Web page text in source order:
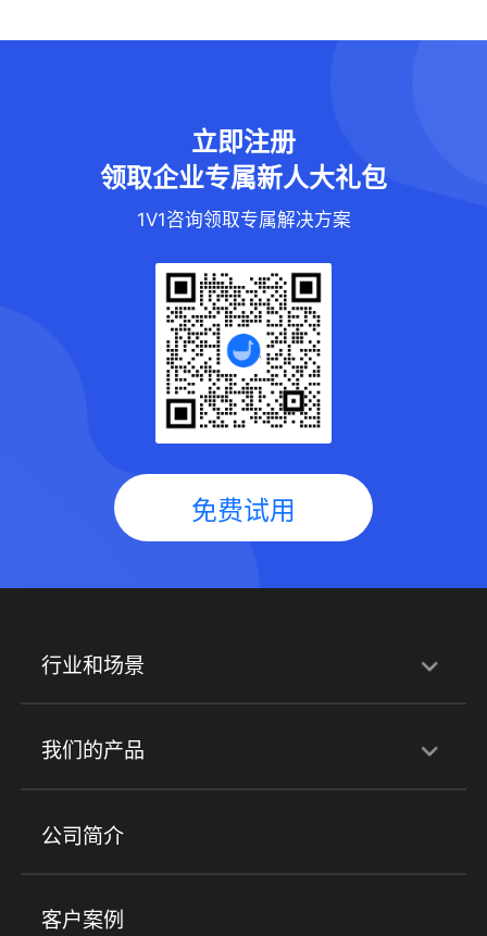
立即注册
领取企业专属新人大礼包
1V1咨询领取专属解决方案
免费试用
行业和场景
行业解决方案
培训机构 职业技能培训 兴趣培训
金融行业
我们的产品
产品
小程序商城 ERP 企微SCRM
社群圈子
公司简介
客户案例